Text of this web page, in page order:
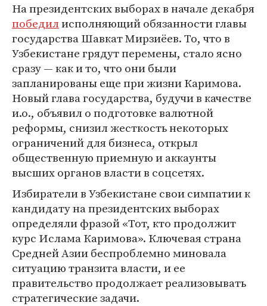
На президентских выборах в начале декабря
победилисполняющий обязанности главы
государства Шавкат Мирзиёев. То, что в
Узбекистане грядут перемены, стало ясно
сразу — как и то, что они были
запланированы еще при жизни Каримова.
Новый глава государства, будучи в качестве
и.о., объявил о подготовке валютной
реформы, снизил жесткость некоторых
ограничений для бизнеса, открыл
общественную приемную и аккаунты
высших органов власти в соцсетях.
Избиратели в Узбекистане свои симпатии к
кандидату на президентских выборах
определяли фразой «Тот, кто продолжит
курс Ислама Каримова». Ключевая страна
Средней Азии беспроблемно миновала
ситуацию транзита власти, и ее
правительство продолжает реализовывать
стратегические задачи.